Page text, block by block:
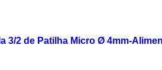
3/2 de Patilha Micro Ø 4mm-